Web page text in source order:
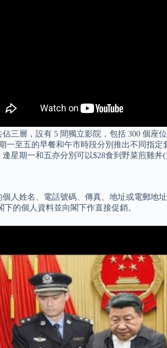
三層，設有 5 間獨立影院，包括 300 個座
一至五的早餐和午市時段分別推出不同指
星期一和五亦分別可以$28食到野菜煎雞
人姓名、電話號碼、傳真、地址或電郵
的個人資料並向閣下作直接促銷。